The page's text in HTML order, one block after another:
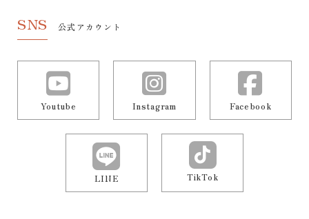
SNS 公式アカウント
Youtube Instagram Facebook
LINE TikTok